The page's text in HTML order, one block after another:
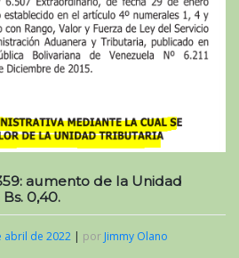
aumento de la Unidad
0,40.
abril de 2022 por Jimmy Olano